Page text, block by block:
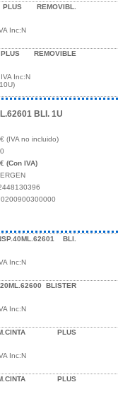
REMOVIBL.
Inc:N
REMOVIBLE
Inc:N
BLI. 1U
(IVA no incluido)
(Con IVA)
BLI.
Inc:N
BLISTER
Inc:N
PLUS
Inc:N
PLUS